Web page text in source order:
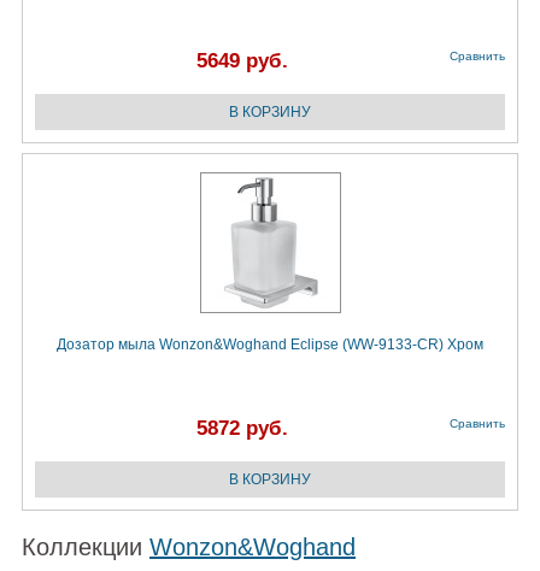
5649 руб. Сравнить
Дозатор мыла Wonzon&Woghand Eclipse (WW-9133-CR) Хром
5872 руб. Сравнить
Коллекции Wonzon&Woghand